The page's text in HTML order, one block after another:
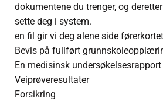
dokumentene du trenger, og
sette deg i system.
en fil gir vi deg alene side
Bevis på fullført
En medisinsk undersøkelsesrapport
Veiprøveresultater
Forsikring